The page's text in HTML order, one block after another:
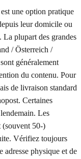
une option pratique
leur domicile ou
La plupart des grandes
/ Österreich /
généralement
du contenu. Pour
de livraison standard
Certaines
Les
(souvent 50-)
Vérifiez toujours
adresse physique et de